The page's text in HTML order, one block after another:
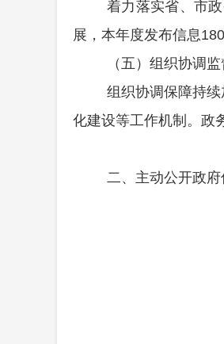
着力落实省、市
展，本年度发布信息
（五）组织协调
组织协调保障持
化建设等工作机制。政
二、主动公开政